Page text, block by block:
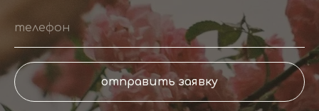
отправить заявку